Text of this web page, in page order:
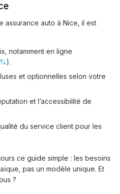
assurance auto à Nice, il est
notamment en ligne
).
et optionnelles selon votre
et l’accessibilité de
du service client pour les
ce guide simple : les besoins
pas un modèle unique. Et
?